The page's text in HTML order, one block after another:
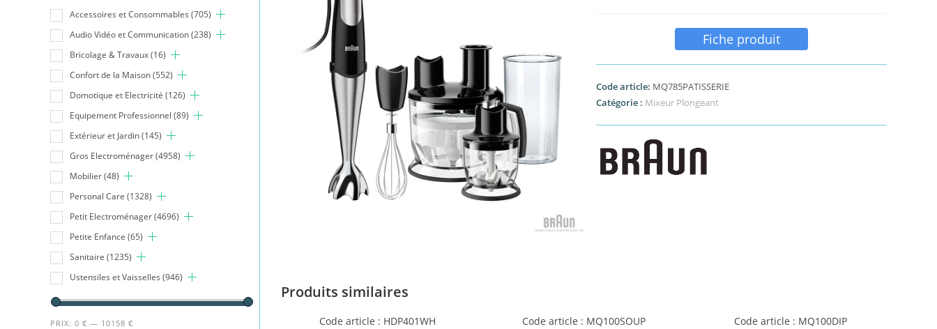
Fiche produit
Code article: MQ785PATISSERIE
Catégorie : Mixeur Plongeant
Produits similaires
Code article : HDP401WH Code article : MQ100SOUP Code article : MQ100DIP
Accessoires et Consommables (705)
Audio Vidéo et Communication(238)
Bricolage & Travaux(16)
Confort de la Maison(552)
Domotique et Electricité (126)
Equipement Professionnel (89)
Extérieur et Jardin(145)
Gros Electroménager(4958)
Mobilier(48)
Personal Care (1328)
Petit Electroménager(4696)
Petite Enfance (65)
Sanitaire (1235)
Ustensiles et Vaisselles (946)
PRIX: 0 € — 10158 €